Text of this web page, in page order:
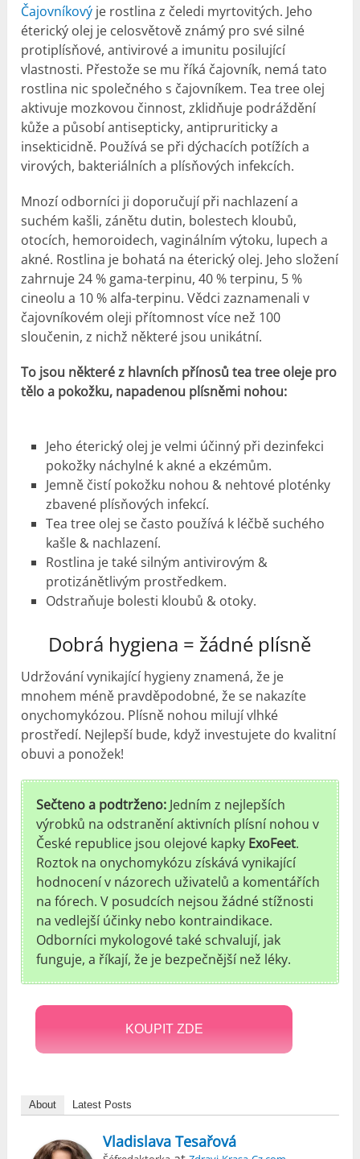
Čajovníkový je rostlina z čeledi myrtovitých. Jeho
éterický olej je celosvětově známý pro své silné
protiplísňové, antivirové a imunitu posilující
vlastnosti. Přestože se mu říká čajovník, nemá tato
rostlina nic společného s čajovníkem. Tea tree olej
aktivuje mozkovou činnost, zklidňuje podráždění
kůže a působí antisepticky, antipruriticky a
insekticidně. Používá se při dýchacích potížích a
virových, bakteriálních a plísňových infekcích.
Mnozí odborníci ji doporučují při nachlazení a
suchém kašli, zánětu dutin, bolestech kloubů,
otocích, hemoroidech, vaginálním výtoku, lupech a
akné. Rostlina je bohatá na éterický olej. Jeho složení
zahrnuje 24 % gama-terpinu, 40 % terpinu, 5 %
cineolu a 10 % alfa-terpinu. Vědci zaznamenali v
čajovníkovém oleji přítomnost více než 100
sloučenin, z nichž některé jsou unikátní.
To jsou některé z hlavních přínosů tea tree oleje pro
tělo a pokožku, napadenou plísněmi nohou:
Jeho éterický olej je velmi účinný při dezinfekci
pokožky náchylné k akné a ekzémům.
Jemně čistí pokožku nohou & nehtové ploténky
zbavené plísňových infekcí.
Tea tree olej se často používá k léčbě suchého
kašle & nachlazení.
Rostlina je také silným antivirovým &
protizánětlivým prostředkem.
Odstraňuje bolesti kloubů & otoky.
Dobrá hygiena = žádné plísně
Udržování vynikající hygieny znamená, že je
mnohem méně pravděpodobné, že se nakazíte
onychomykózou. Plísně nohou milují vlhké
prostředí. Nejlepší bude, když investujete do kvalitní
obuvi a ponožek!
Sečteno a podtrženo: Jedním z nejlepších
výrobků na odstranění aktivních plísní nohou v
České republice jsou olejové kapky ExoFeet.
Roztok na onychomykózu získává vynikající
hodnocení v názorech uživatelů a komentářích
na fórech. V posudcích nejsou žádné stížnosti
na vedlejší účinky nebo kontraindikace.
Odborníci mykologové také schvalují, jak
funguje, a říkají, že je bezpečnější než léky.
KOUPIT ZDE
About Latest Posts
Vladislava Tesařová